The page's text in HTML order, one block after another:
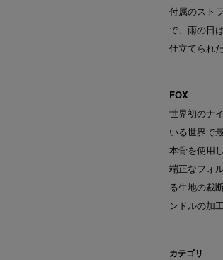
付属のスト
で、雨の日
仕立てられ
FOX
世界初のナ
いる世界で
本骨を使用
端正なフォ
る生地の裁
ンドルの加
カテゴリ